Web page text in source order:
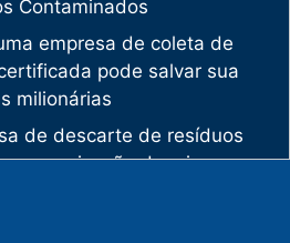
Contaminados
empresa de coleta de
pode salvar sua
milionárias
de descarte de resíduos
organização de crimes